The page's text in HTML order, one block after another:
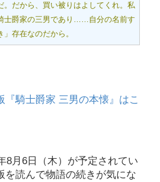
。だから、買い被りはよしてくれ。私
士爵家の三男であり……自分の名前す
存在なのだから。
騎士爵家 三男の本懐』はこ
8月6日（木）が予定されてい
を読んで物語の続きが気にな